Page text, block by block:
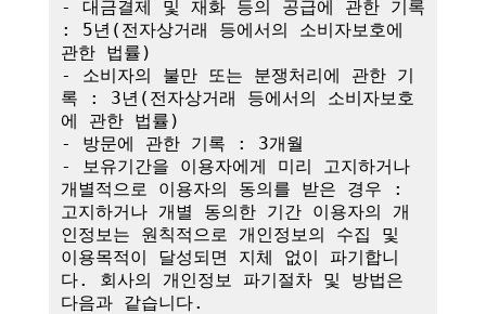
- 대금결제 및 재화 등의 공급에 관한 기록
: 5년(전자상거래 등에서의 소비자보호에
관한 법률)
- 소비자의 불만 또는 분쟁처리에 관한 기
록 : 3년(전자상거래 등에서의 소비자보호
에 관한 법률)
- 방문에 관한 기록 : 3개월
- 보유기간을 이용자에게 미리 고지하거나
개별적으로 이용자의 동의를 받은 경우 :
고지하거나 개별 동의한 기간 이용자의 개
인정보는 원칙적으로 개인정보의 수집 및
이용목적이 달성되면 지체 없이 파기합니
다. 회사의 개인정보 파기절차 및 방법은
다음과 같습니다.